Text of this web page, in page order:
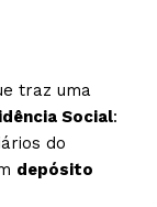
traz uma
Social:
do
depósito